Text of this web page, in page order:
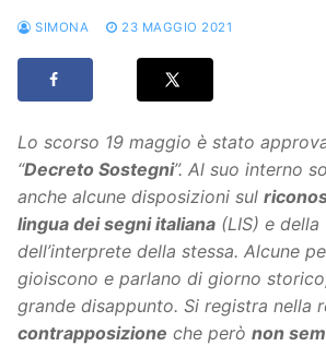
SIMONA 23 MAGGIO 2021
Lo scorso 19 maggio è stato
“Decreto Sostegni”. Al suo interno
anche alcune disposizioni sul
lingua dei segni italiana (LIS) e della
dell’interprete della stessa. Alcune
gioiscono e parlano di giorno
grande disappunto. Si registra nella
contrapposizione che però non